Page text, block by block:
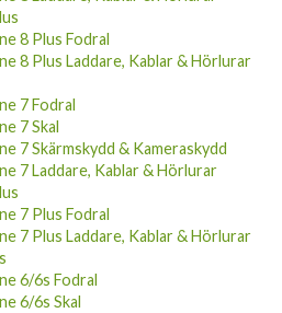
8 Plus Fodral
8 Plus Laddare, Kablar & Hörlurar
7 Fodral
7 Skal
7 Skärmskydd & Kameraskydd
7 Laddare, Kablar & Hörlurar
7 Plus Fodral
7 Plus Laddare, Kablar & Hörlurar
6/6s Fodral
6/6s Skal